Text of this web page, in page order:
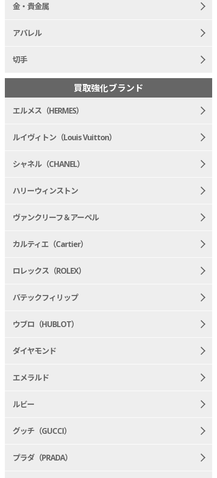
金・貴金属
アパレル
切手
買取強化ブランド
エルメス（HERMES）
ルイヴィトン（Louis Vuitton）
シャネル（CHANEL）
ハリーウィンストン
ヴァンクリーフ＆アーペル
カルティエ（Cartier）
ロレックス（ROLEX）
パテックフィリップ
ウブロ（HUBLOT）
ダイヤモンド
エメラルド
ルビー
グッチ（GUCCI）
プラダ（PRADA）